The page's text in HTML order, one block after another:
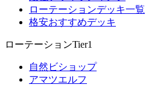
ローテーションデッキ一覧
格安おすすめデッキ
ローテーションTier1
自然ビショップ
アマツエルフ